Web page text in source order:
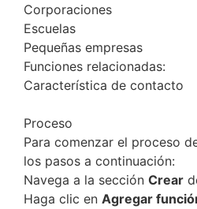
Corporaciones
Escuelas
Pequeñas empresas
Funciones relacionadas:
Característica de contacto
Proceso
Para comenzar el proceso
los pasos a continuación:
Navega a la sección Crear
Haga clic en Agregar